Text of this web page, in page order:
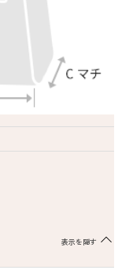
表示を隠す